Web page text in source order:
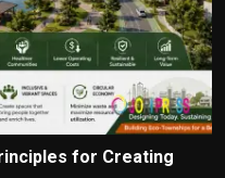
for Creating